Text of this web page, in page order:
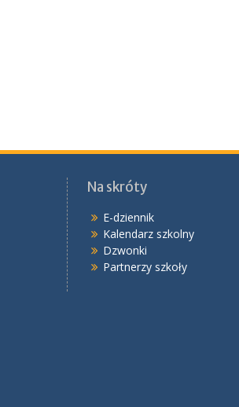
Na skróty
E-dziennik
Kalendarz szkolny
Dzwonki
Partnerzy szkoły